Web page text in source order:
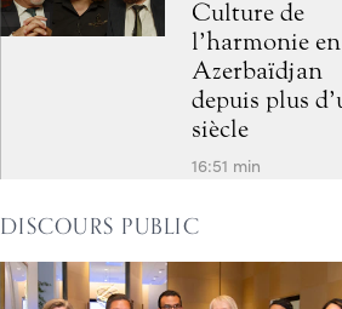
Culture de
l’harmonie en
Azerbaïdjan
depuis plus
siècle
16:51 min
DISCOURS PUBLIC